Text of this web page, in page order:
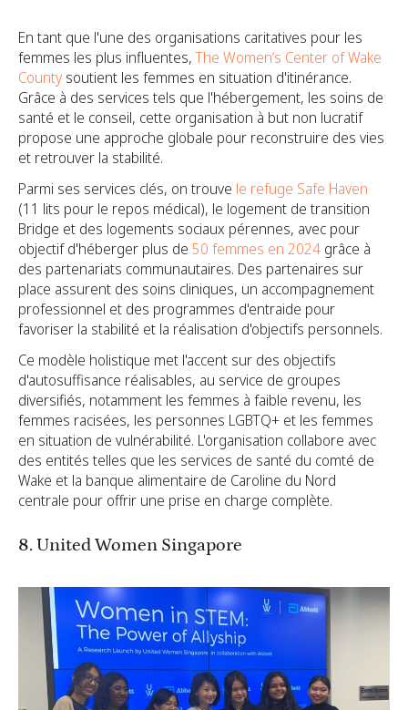
En tant que l'une des organisations caritatives pour les
femmes les plus influentes,The Women’s Center of Wake
County soutient les femmes en situation d'itinérance.
Grâce à des services tels que l'hébergement, les soins de
santé et le conseil, cette organisation à but non lucratif
propose une approche globale pour reconstruire des vies
et retrouver la stabilité.
Parmi ses services clés, on trouve le refuge Safe Haven
(11 lits pour le repos médical), le logement de transition
Bridge et des logements sociaux pérennes, avec pour
objectif d'héberger plus de 50 femmes en 2024 grâce à
des partenariats communautaires. Des partenaires sur
place assurent des soins cliniques, un accompagnement
professionnel et des programmes d'entraide pour
favoriser la stabilité et la réalisation d'objectifs personnels.
Ce modèle holistique met l'accent sur des objectifs
d'autosuffisance réalisables, au service de groupes
diversifiés, notamment les femmes à faible revenu, les
femmes racisées, les personnes LGBTQ+ et les femmes
en situation de vulnérabilité. L'organisation collabore avec
des entités telles que les services de santé du comté de
Wake et la banque alimentaire de Caroline du Nord
centrale pour offrir une prise en charge complète.
8. United Women Singapore